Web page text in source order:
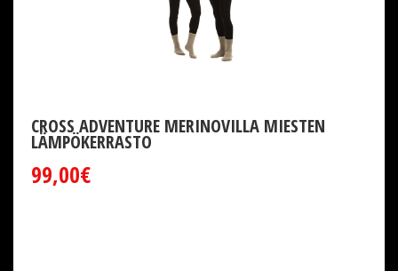
CROSS ADVENTURE MERINOVILLA MIESTEN
LÄMPÖKERRASTO
99,00€